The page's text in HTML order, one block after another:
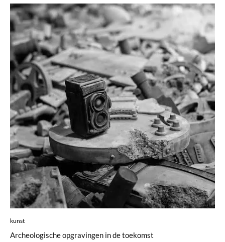
kunst
Archeologische opgravingen in de toekomst